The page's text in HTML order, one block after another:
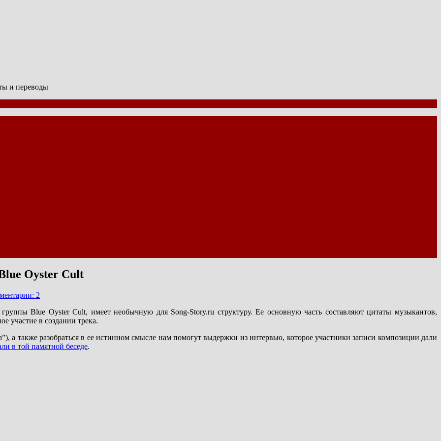
и переводы
Oyster Cult
2
Blue Oyster Cult, имеет необычную для Song-Story.ru структуру. Ее основную часть составляют цитаты музыкантов,
участие в создании трека.
а также разобраться в ее истинном смысле нам помогут выдержки из интервью, которое участники записи композиции дали
в той памятной беседе.